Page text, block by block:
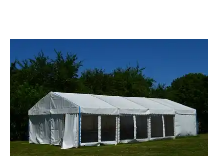
Location Salle Tente réception (barnum)
Location barnum
Location Tente reception